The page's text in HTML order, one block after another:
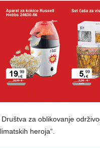
za oblikovanje
heroja“.